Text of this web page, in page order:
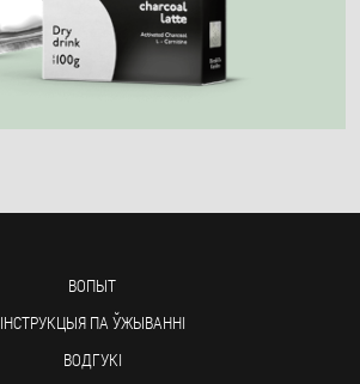
ВОПЫТ
ІНСТРУКЦЫЯ ПА ЎЖЫВАННІ
ВОДГУКІ